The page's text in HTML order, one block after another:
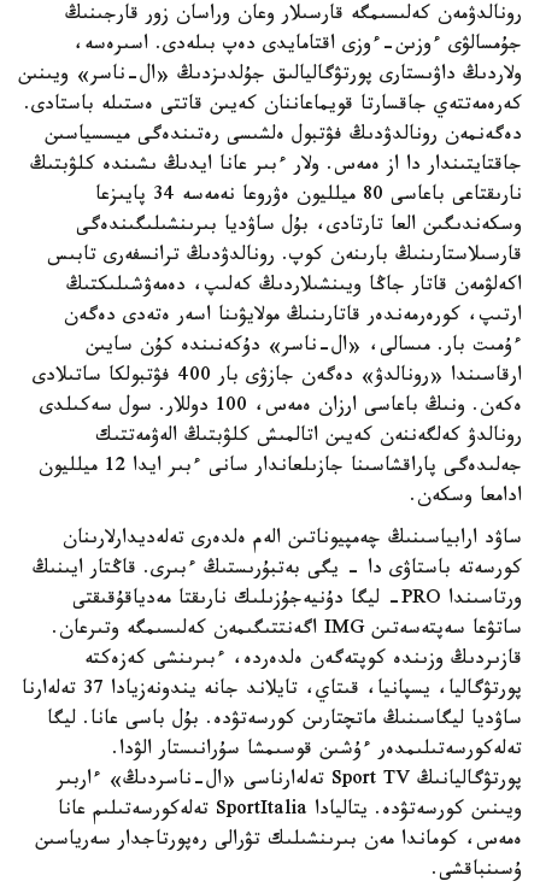
رونالدۋمەن كەلىسىمگە قارسىلار وعان وراسان زور قارجىنىڭ
جۇمسالۋى ءوزىن-ءوزى اقتامايدى دەپ بىلەدى. اسىرەسە،
ولاردىڭ داۋىستارى پورتۋگاليالىق جۇلدىزدىڭ «ال-ناسر» ويىنىن
كەرەمەتتەي جاقسارتا قويماعاننان كەيىن قاتتى ەستىلە باستادى.
دەگەنمەن رونالدۋدىڭ فۋتبول ەلشىسى رەتىندەگى ميسسياسىن
جاقتايتىندار دا از ەمەس. ولار ءبىر عانا ايدىڭ ىشىندە كلۋبتىڭ
نارىقتاعى باعاسى 80 ميلليون ەۋروعا نەمەسە 34 پايىزعا
وسكەندىگىن العا تارتادى، بۇل ساۋديا بىرىنشىلىگىندەگى
قارسىلاستارىنىڭ بارىنەن كوپ. رونالدۋدىڭ ترانسفەرى تابىس
اكەلۋمەن قاتار جاڭا ويىنشىلاردىڭ كەلىپ، دەمەۋشىلىكتىڭ
ارتىپ، كورەرمەندەر قاتارىنىڭ مولايۋىنا اسەر ەتەدى دەگەن
ءۇمىت بار. مىسالى، «ال-ناسر» دۇكەنىندە كۇن سايىن
ارقاسىندا «رونالدۋ» دەگەن جازۋى بار 400 فۋتبولكا ساتىلادى
ەكەن. ونىڭ باعاسى ارزان ەمەس، 100 دوللار. سول سەكىلدى
رونالدۋ كەلگەننەن كەيىن اتالمىش كلۋبتىڭ الەۋمەتتىك
جەلىدەگى پاراقشاسىنا جازىلعاندار سانى ءبىر ايدا 12 ميلليون
ادامعا وسكەن.
ساۋد ارابياسىنىڭ چەمپيوناتىن الەم ەلدەرى تەلەديدارلارىنان
كورسەتە باستاۋى دا - يگى بەتبۇرىستىڭ ءبىرى. قاڭتار ايىنىڭ
ورتاسىندا PRO- ليگا دۇنيەجۇزىلىك نارىقتا مەدياقۇقىقتى
ساتۋعا سەپتەسەتىن IMG اگەنتتىگىمەن كەلىسىمگە وتىرعان.
قازىردىڭ وزىندە كوپتەگەن ەلدەردە، ءبىرىنشى كەزەكتە
پورتۋگاليا، يسپانيا، قىتاي، تايلاند جانە يندونەزيادا 37 تەلەارنا
ساۋديا ليگاسىنىڭ ماتچتارىن كورسەتۋدە. بۇل باسى عانا. ليگا
تەلەكورسەتىلىمدەر ءۇشىن قوسىمشا سۇرانىستار الۋدا.
پورتۋگاليانىڭ Sport TV تەلەارناسى «ال-ناسردىڭ» ءاربىر
ويىنىن كورسەتۋدە. يتاليادا SportItalia تەلەكورسەتىلىم عانا
ەمەس، كوماندا مەن بىرىنشىلىك تۋرالى رەپورتاجدار سەرياسىن
ۇسىنباقشى.